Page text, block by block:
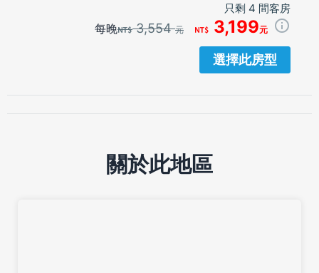
只剩 4 間客房
每晚 3,554元 3,199元
選擇此房型
關於此地區